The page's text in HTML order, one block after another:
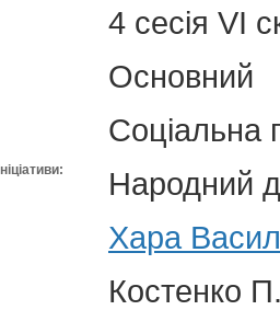
4 сесія VI
Основний
Соціальна
Народний
Хара
Костенко